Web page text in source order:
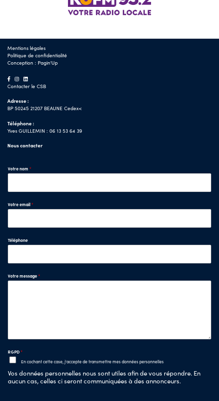
Mentions légales
Politique de confidentialité
Conception : Pagin'Up
Contacter le CSB
Adresse :
BP 50245 21207 BEAUNE Cedex<
Téléphone :
Yves GUILLEMIN : 06 13 53 64 39
Nous contacter
Votre nom *
Votre email*
Téléphone
Votre message*
RGPD*
En cochant cette case, j'accepte de transmettre mes données personnelles
Vos données personnelles nous sont utiles afin de vous répondre. En
aucun cas, celles ci seront communiquées à des annonceurs.